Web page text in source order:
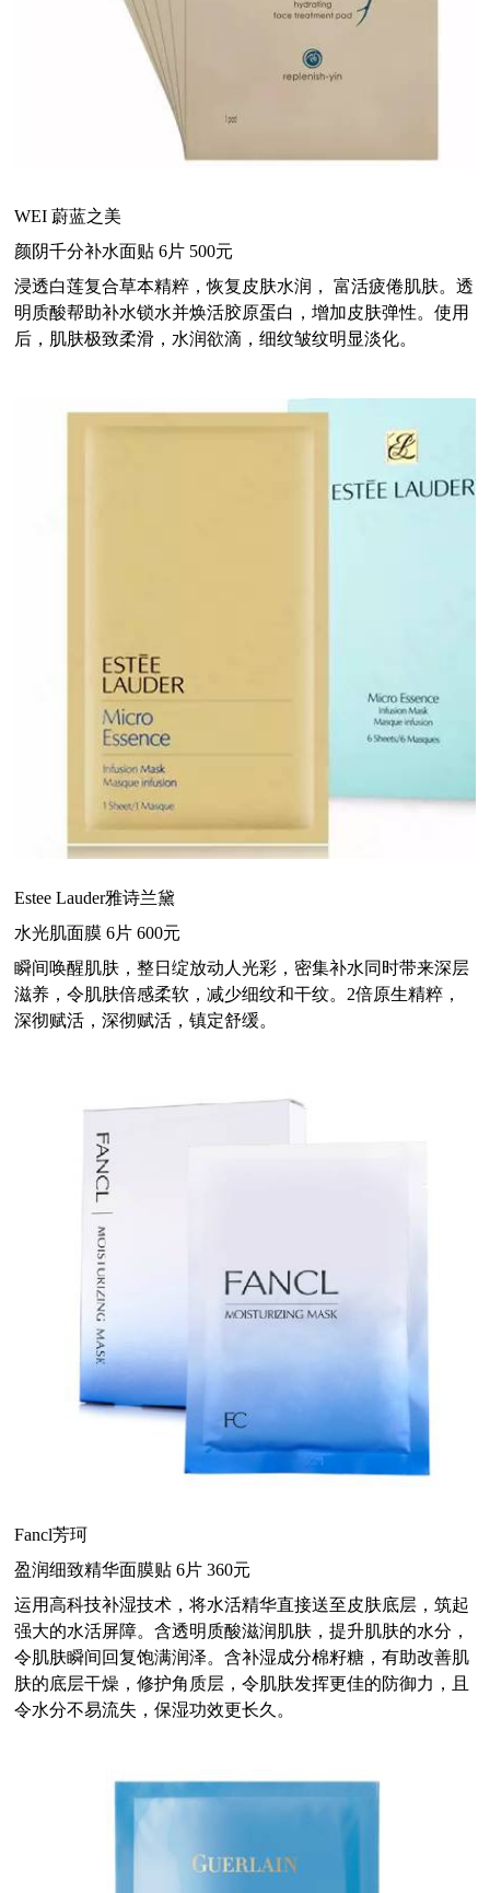
WEI 蔚蓝之美
颜阴千分补水面贴 6片 500元
浸透白莲复合草本精粹，恢复 皮肤水润， 富活疲倦肌肤。透
明质酸帮助补水锁水并焕活胶原蛋白，增加皮肤弹性。使用
后，肌肤极致柔滑，水润欲滴，细纹皱纹明显淡化。
Estee Lauder雅诗兰黛
水光肌面膜 6片 600元
瞬间唤醒肌肤，整日绽放动人光彩，密集补水同时带来深层
滋养，令肌肤倍感柔软，减少细纹和干纹。2倍原生精粹，
深彻赋活，深彻赋活，镇定舒缓。
Fancl芳珂
盈润细致精华面膜贴 6片 360元
运用高科技补湿技术，将水活精华直接送至皮肤底层，筑起
强大的水活屏障。含透明质酸滋润肌肤，提升肌肤的水分，
令肌肤瞬间回复饱满润泽。含补湿成分棉籽糖，有助改善肌
肤的底层干燥，修护角质层，令肌肤发挥更佳的防御力，且
令水分不易流失，保湿功效更长久。